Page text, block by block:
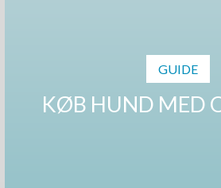
GUIDE
KØB HUND MED